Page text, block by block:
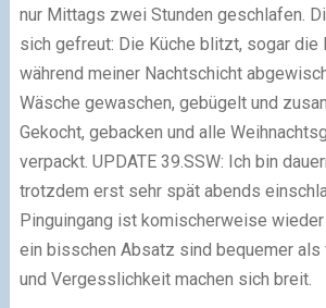
nur Mittags zwei Stunden geschlafen.
sich gefreut: Die Küche blitzt, sogar die
während meiner Nachtschicht
Wäsche gewaschen, gebügelt und
Gekocht, gebacken und alle
verpackt. UPDATE 39.SSW: Ich bin
trotzdem erst sehr spät abends
Pinguingang ist komischerweise
ein bisschen Absatz sind bequemer als
und Vergesslichkeit machen sich breit.